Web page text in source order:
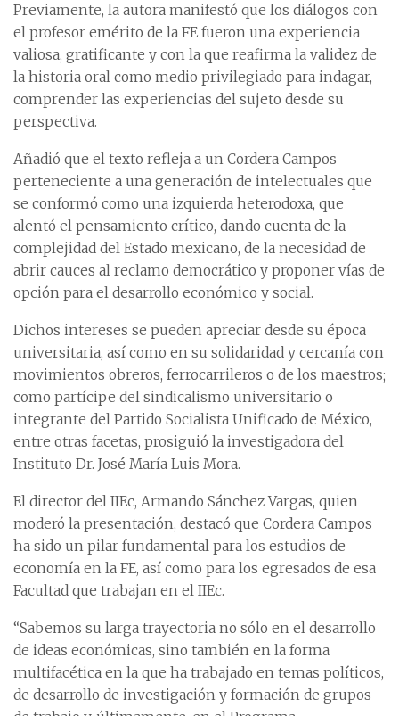
Previamente, la autora manifestó que los diálogos con
el profesor emérito de la FE fueron una experiencia
valiosa, gratificante y con la que reafirma la validez de
la historia oral como medio privilegiado para indagar,
comprender las experiencias del sujeto desde su
perspectiva.
Añadió que el texto refleja a un Cordera Campos
perteneciente a una generación de intelectuales que
se conformó como una izquierda heterodoxa, que
alentó el pensamiento crítico, dando cuenta de la
complejidad del Estado mexicano, de la necesidad de
abrir cauces al reclamo democrático y proponer vías de
opción para el desarrollo económico y social.
Dichos intereses se pueden apreciar desde su época
universitaria, así como en su solidaridad y cercanía con
movimientos obreros, ferrocarrileros o de los maestros;
como partícipe del sindicalismo universitario o
integrante del Partido Socialista Unificado de México,
entre otras facetas, prosiguió la investigadora del
Instituto Dr. José María Luis Mora.
El director del IIEc, Armando Sánchez Vargas, quien
moderó la presentación, destacó que Cordera Campos
ha sido un pilar fundamental para los estudios de
economía en la FE, así como para los egresados de esa
Facultad que trabajan en el IIEc.
“Sabemos su larga trayectoria no sólo en el desarrollo
de ideas económicas, sino también en la forma
multifacética en la que ha trabajado en temas políticos,
de desarrollo de investigación y formación de grupos